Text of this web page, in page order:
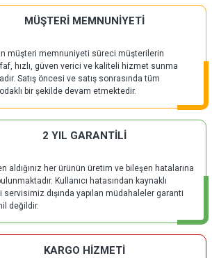
MÜŞTERİ MEMNUNİYETİ
müşteri memnuniyeti süreci müşterilerin
hızlı, güven verici ve kaliteli hizmet sunma
Satış öncesi ve satış sonrasında tüm
bir şekilde devam etmektedir.
2 YIL GARANTİLİ
aldığınız her ürünün üretim ve bileşen hatalarına
Kullanıcı hatasından kaynaklı
dışında yapılan müdahaleler garanti
değildir.
KARGO HİZMETİ